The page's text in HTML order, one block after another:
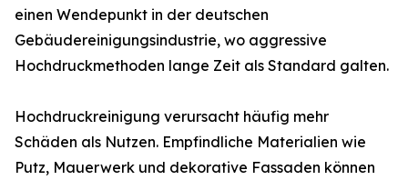
einen Wendepunkt in der deutschen
Gebäudereinigungsindustrie, wo aggressive
Hochdruckmethoden lange Zeit als Standard galten.
Hochdruckreinigung verursacht häufig mehr
Schäden als Nutzen. Empfindliche Materialien wie
Putz, Mauerwerk und dekorative Fassaden können